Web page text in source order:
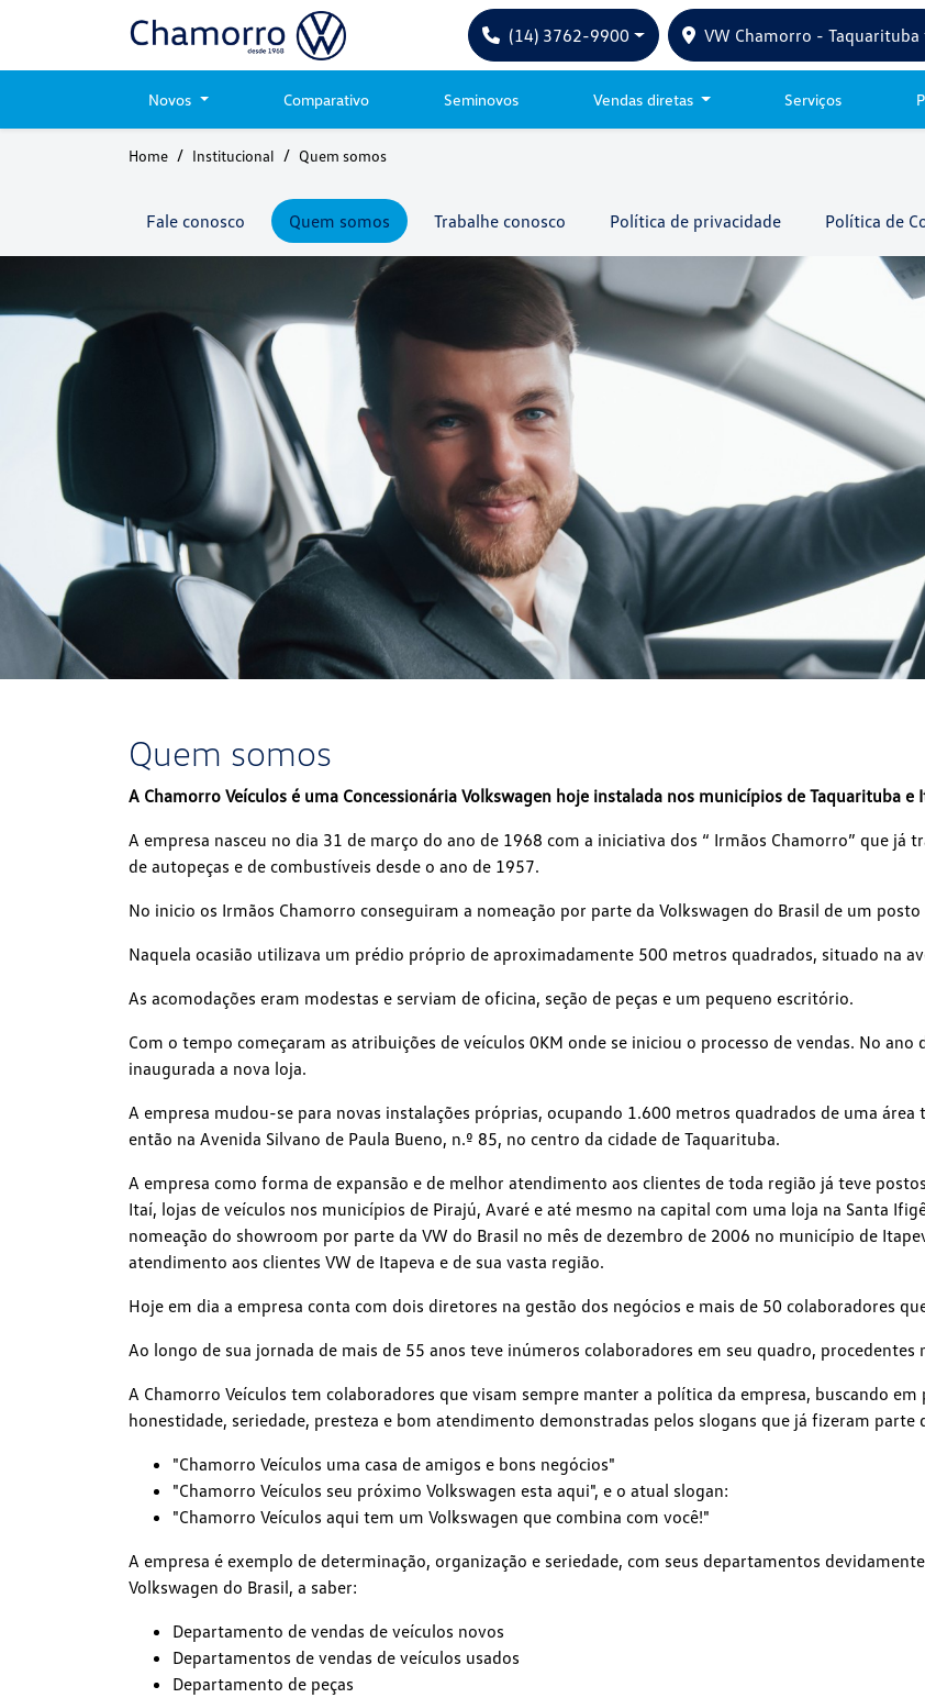
(14) 3762-9900 VW Chamorro - Taquarituba
Novos Comparativo Seminovos Vendas diretas Serviços
Home Institucional Quem somos
Fale conosco Quem somos Trabalhe conosco Política de privacidade Política de
Quem somos
A Chamorro Veículos é uma Concessionária Volkswagen hoje instalada nos municípios de Taquarituba e
A empresa nasceu no dia 31 de março do ano de 1968 com a iniciativa dos “ Irmãos Chamorro” que
de autopeças e de combustíveis desde o ano de 1957.
No inicio os Irmãos Chamorro conseguiram a nomeação por parte da Volkswagen do Brasil de um
Naquela ocasião utilizava um prédio próprio de aproximadamente 500 metros quadrados, situado na
As acomodações eram modestas e serviam de oficina, seção de peças e um pequeno escritório.
Com o tempo começaram as atribuições de veículos 0KM onde se iniciou o processo de vendas. No
inaugurada a nova loja.
A empresa mudou-se para novas instalações próprias, ocupando 1.600 metros quadrados de uma
então na Avenida Silvano de Paula Bueno, n.º 85, no centro da cidade de Taquarituba.
A empresa como forma de expansão e de melhor atendimento aos clientes de toda região já teve
Itaí, lojas de veículos nos municípios de Pirajú, Avaré e até mesmo na capital com uma loja na Santa
nomeação do showroom por parte da VW do Brasil no mês de dezembro de 2006 no município de
atendimento aos clientes VW de Itapeva e de sua vasta região.
Hoje em dia a empresa conta com dois diretores na gestão dos negócios e mais de 50 colaboradores
Ao longo de sua jornada de mais de 55 anos teve inúmeros colaboradores em seu quadro,
A Chamorro Veículos tem colaboradores que visam sempre manter a política da empresa, buscando
honestidade, seriedade, presteza e bom atendimento demonstradas pelos slogans que já fizeram parte
"Chamorro Veículos uma casa de amigos e bons negócios"
"Chamorro Veículos seu próximo Volkswagen esta aqui", e o atual slogan:
"Chamorro Veículos aqui tem um Volkswagen que combina com você!"
A empresa é exemplo de determinação, organização e seriedade, com seus departamentos
Volkswagen do Brasil, a saber:
Departamento de vendas de veículos novos
Departamentos de vendas de veículos usados
Departamento de peças